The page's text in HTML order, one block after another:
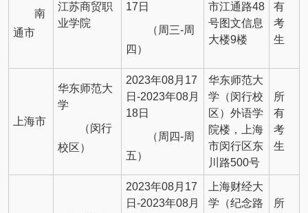
南
通市
江苏商贸职
业学院
17日
（周三-周
四）
市江通路48
号图文信息
大楼9楼
有
考
生
上海市
华东师范大
学
（闵行
校区）
2023年08月17
日-2023年08月
18日
（周四-周
五）
华东师范大
学（闵行校
区）外语学
院楼，上海
市闵行区东
川路500号
所
有
考
生
2023年08月17
日-2023年08月
上海财经大
学（纪念路
所